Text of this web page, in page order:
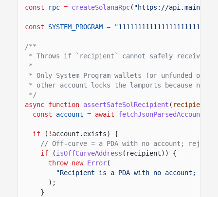
const rpc = createSolanaRpc( "https://api.mainnet-
const SYSTEM_PROGRAM =
/**
* Throws if `recipient` cannot safely receive
*
* Only System Program wallets (or unfunded on-
* other account locks the lamports because no
*/
async function assertSafeSolRecipient ( recipient
const
account = await fetchJsonParsedAccount
if ( ! account.exists) {
// Off-curve = a PDA with no account; reject
if
(isOffCurveAddress (recipient)) {
throw new Error(
"Recipient is a PDA with no account; SOL
);
}